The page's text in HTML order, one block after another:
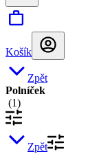
Košík
Zpět
Polníček
(1)
Zpět